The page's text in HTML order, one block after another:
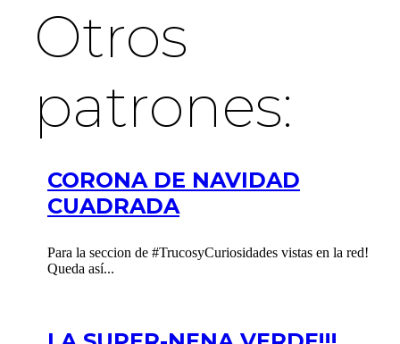
Otros
patrones:
CORONA DE NAVIDAD
CUADRADA
Para la seccion de #TrucosyCuriosidades vistas en la red!
Queda así...